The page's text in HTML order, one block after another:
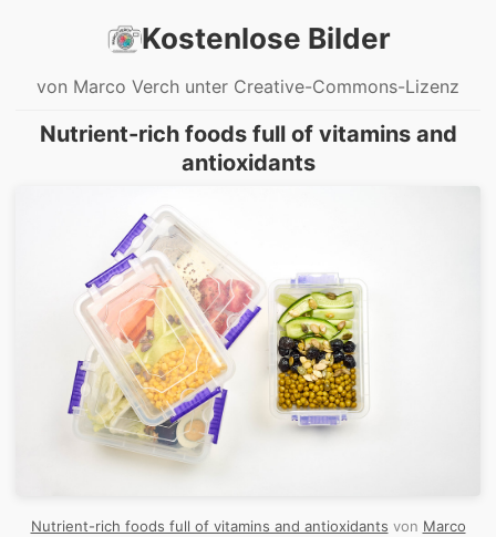
Kostenlose Bilder
von Marco Verch unter Creative-Commons-Lizenz
Nutrient-rich foods full of vitamins and
antioxidants
Nutrient-rich foods full of vitamins and antioxidants von Marco